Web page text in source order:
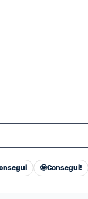
🤩Consegui!